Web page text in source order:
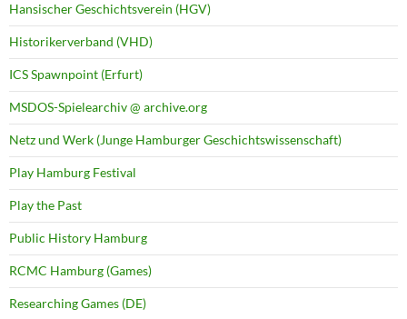
Hansischer Geschichtsverein (HGV)
Historikerverband (VHD)
ICS Spawnpoint (Erfurt)
MSDOS-Spielearchiv @ archive.org
Netz und Werk (Junge Hamburger Geschichtswissenschaft)
Play Hamburg Festival
Play the Past
Public History Hamburg
RCMC Hamburg (Games)
Researching Games (DE)